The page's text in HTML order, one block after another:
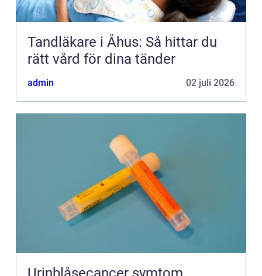
Tandläkare i Åhus: Så hittar du
rätt vård för dina tänder
admin 02 juli 2026